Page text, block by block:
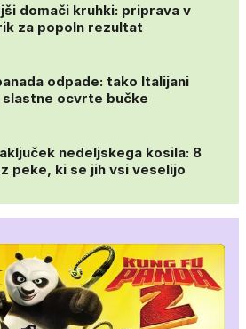
domači kruhki: priprava v
za popoln rezultat
odpade: tako Italijani
ocvrte bučke
nedeljskega kosila: 8
peke, ki se jih vsi veselijo